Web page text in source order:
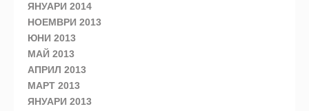
ЯНУАРИ 2014
НОЕМВРИ 2013
ЮНИ 2013
МАЙ 2013
АПРИЛ 2013
МАРТ 2013
ЯНУАРИ 2013